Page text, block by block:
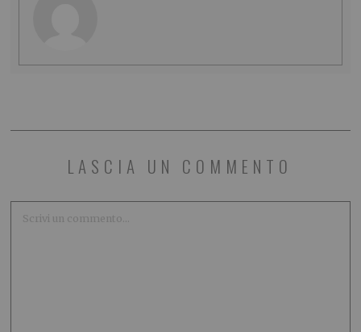
LASCIA UN COMMENTO